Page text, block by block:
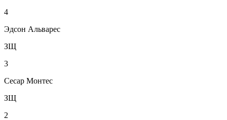
4
Эдсон Альварес
ЗЩ
3
Сесар Монтес
ЗЩ
2